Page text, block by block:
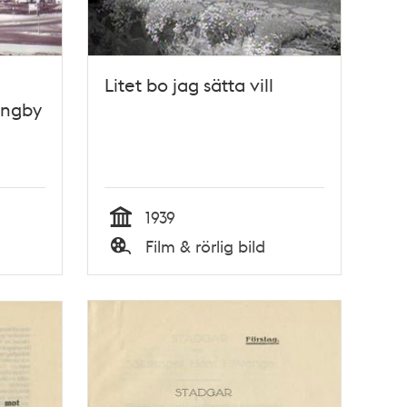
Litet bo jag sätta vill
Tid
1939
Typ
Film & rörlig bild